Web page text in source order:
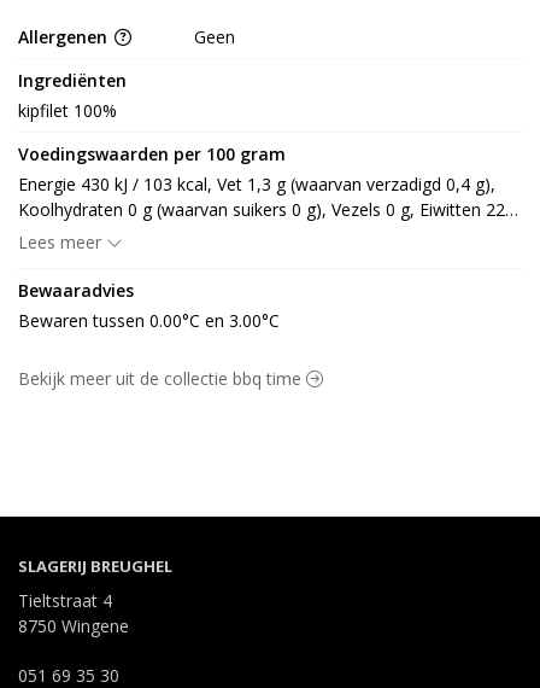
Allergenen
Geen
Ingrediënten
kipfilet 100%
Voedingswaarden per 100 gram
Energie 430 kJ / 103 kcal, Vet 1,3 g (waarvan verzadigd 0,4 g),
Koolhydraten 0 g (waarvan suikers 0 g), Vezels 0 g, Eiwitten 22,8
g, Zout 0,3 g.
Lees meer
Bewaaradvies
Bewaren tussen 0.00°C en 3.00°C
Bekijk meer uit de collectie bbq time
SLAGERIJ BREUGHEL
Tieltstraat 4
8750 Wingene
051 69 35 30